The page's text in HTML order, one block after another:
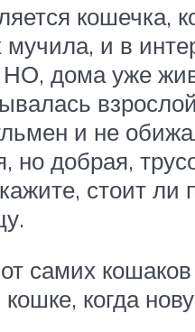
мучила, и в
дома уже
и не
добрая,
стоит
самих
когда